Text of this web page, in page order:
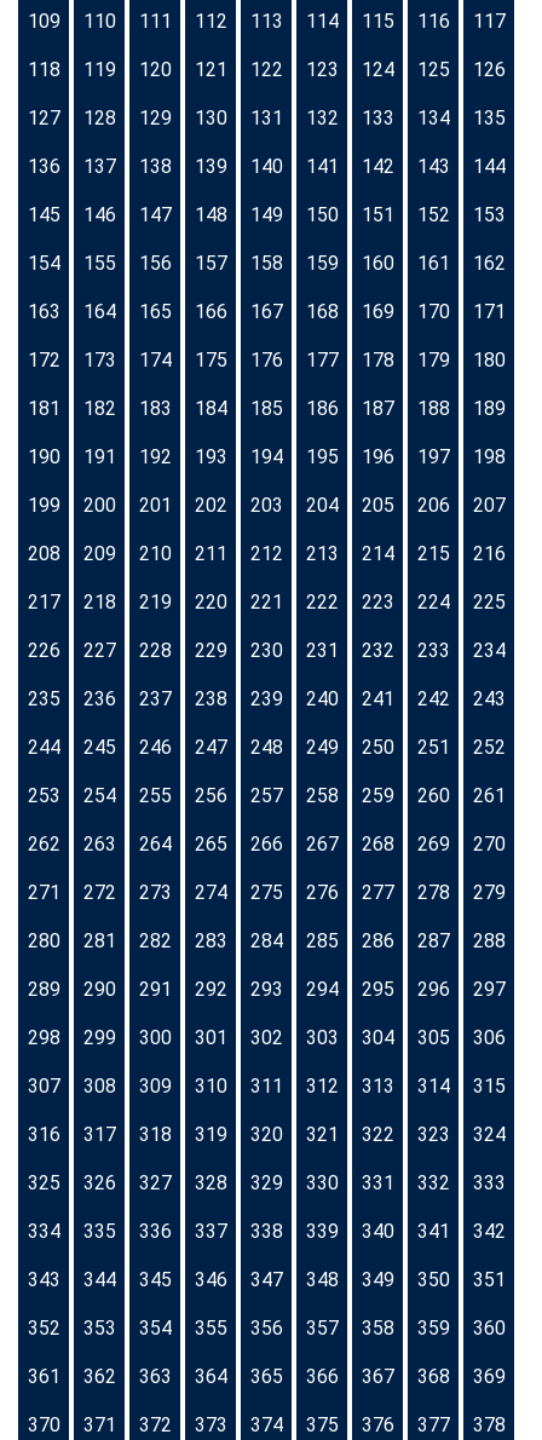
109 110 111 112 113 114 115 116 117
118 119 120 121 122 123 124 125 126
127 128 129 130 131 132 133 134 135
136 137 138 139 140 141 142 143 144
145 146 147 148 149 150 151 152 153
154 155 156 157 158 159 160 161 162
163 164 165 166 167 168 169 170 171
172 173 174 175 176 177 178 179 180
181 182 183 184 185 186 187 188 189
190 191 192 193 194 195 196 197 198
199 200 201 202 203 204 205 206 207
208 209 210 211 212 213 214 215 216
217 218 219 220 221 222 223 224 225
226 227 228 229 230 231 232 233 234
235 236 237 238 239 240 241 242 243
244 245 246 247 248 249 250 251 252
253 254 255 256 257 258 259 260 261
262 263 264 265 266 267 268 269 270
271 272 273 274 275 276 277 278 279
280 281 282 283 284 285 286 287 288
289 290 291 292 293 294 295 296 297
298 299 300 301 302 303 304 305 306
307 308 309 310 311 312 313 314 315
316 317 318 319 320 321 322 323 324
325 326 327 328 329 330 331 332 333
334 335 336 337 338 339 340 341 342
343 344 345 346 347 348 349 350 351
352 353 354 355 356 357 358 359 360
361 362 363 364 365 366 367 368 369
370 371 372 373 374 375 376 377 378